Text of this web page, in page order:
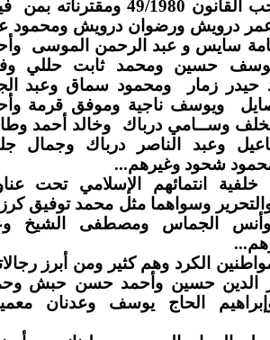
ومقترناته بمن
درويش ورضوان درويش ومحمود
سايس و عبد ‏الرحمن الموسى
ويوسف حسين ومحمد ثابت حللي
زمار
و‏محمود سماق وعبد
ويوسف ناجية ‏وموفق قرمة
الخلف وســامي ‏درباك وخالد أحمد
وعبد
الناصر درباك وجمال
شحود وغيرهم...
انتمائهم الإسلامي تحت
وسواهما مثل محمد توفيق
وأنس الجماس ومصطفى الشيخ
الكرد وهم كثير ومن أبرز
الدين حسين وأحمد حسن حبش
الحاج يوسف وعدنان